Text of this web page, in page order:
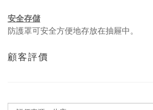
安全存儲
防護罩可安全方便地存放在抽屜中。
顧客評價